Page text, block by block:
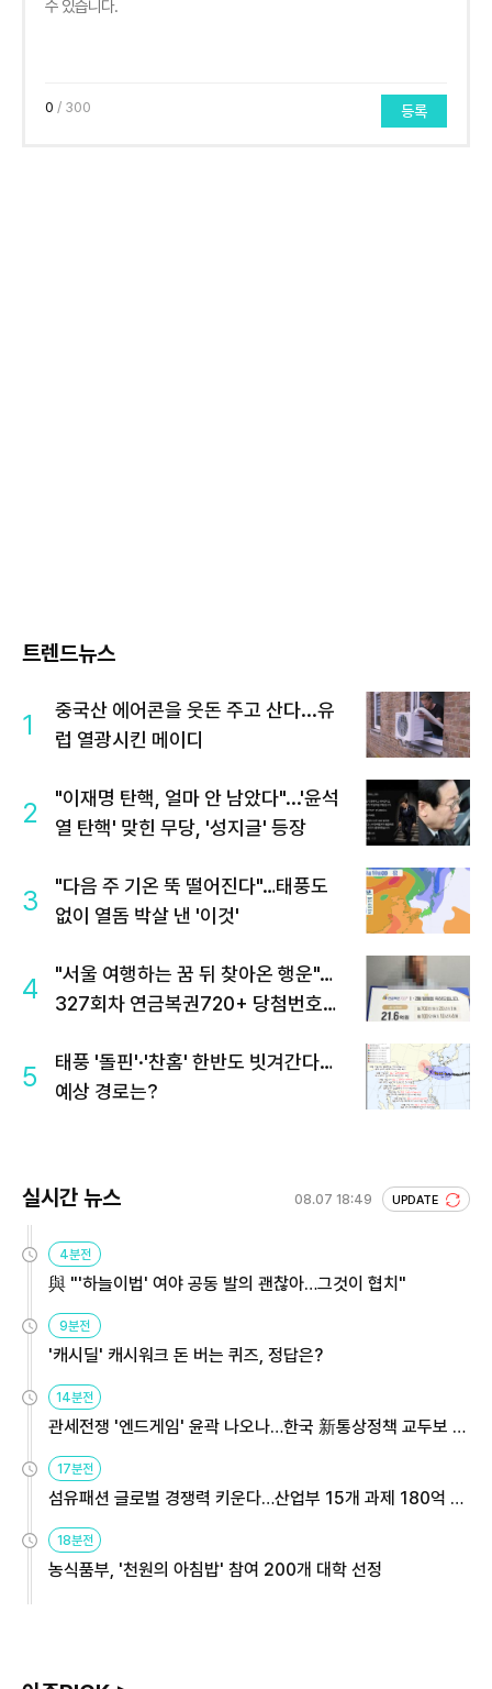
0 / 300 등록
트렌드뉴스
1
중국산 에어콘을 웃돈 주고 산다...유
럽 열광시킨 메이디
2
"이재명 탄핵, 얼마 안 남았다"...'윤석
열 탄핵' 맞힌 무당, '성지글' 등장
3
"다음 주 기온 뚝 떨어진다"…태풍도
없이 열돔 박살 낸 '이것'
4
"서울 여행하는 꿈 뒤 찾아온 행운"…
327회차 연금복권720+ 당첨번호조
5
태풍 '돌핀'·'찬홈' 한반도 빗겨간다…
예상 경로는?
실시간 뉴스 08.07 18:49 UPDATE
4분전
與 "'하늘이법' 여야 공동 발의 괜찮아…그것이 협치"
9분전
'캐시딜' 캐시워크 돈 버는 퀴즈, 정답은?
14분전
관세전쟁 '엔드게임' 윤곽 나오나…한국 新통상정책 교두보 활
용해야
17분전
섬유패션 글로벌 경쟁력 키운다…산업부 15개 과제 180억 지
원
18분전
농식품부, '천원의 아침밥' 참여 200개 대학 선정